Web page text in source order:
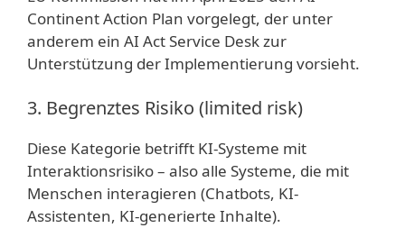
Continent Action Plan vorgelegt, der unter
anderem ein AI Act Service Desk zur
Unterstützung der Implementierung vorsieht.
3. Begrenztes Risiko (limited risk)
Diese Kategorie betrifft KI-Systeme mit
Interaktionsrisiko – also alle Systeme, die mit
Menschen interagieren (Chatbots, KI-
Assistenten, KI-generierte Inhalte).